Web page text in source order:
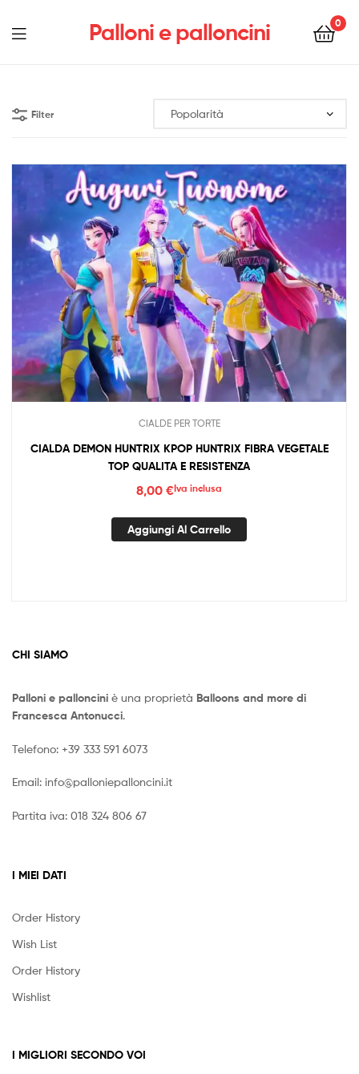
Palloni e palloncini 0
Menu
Filter
CIALDE PER TORTE
CIALDA DEMON HUNTRIX KPOP HUNTRIX FIBRA VEGETALE
TOP QUALITA E RESISTENZA
8,00 €Iva inclusa
Aggiungi Al Carrello
CHI SIAMO
Palloni e palloncini è una proprietà Balloons and more di
Francesca Antonucci.
Telefono: +39 333 591 6073
Email: info@palloniepalloncini.it
Partita iva: 018 324 806 67
I MIEI DATI
Order History
Wish List
Order History
Wishlist
I MIGLIORI SECONDO VOI